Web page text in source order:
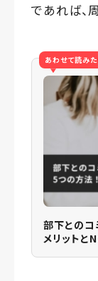
であれば、
あわせて読み
部下とのコ
メリットと